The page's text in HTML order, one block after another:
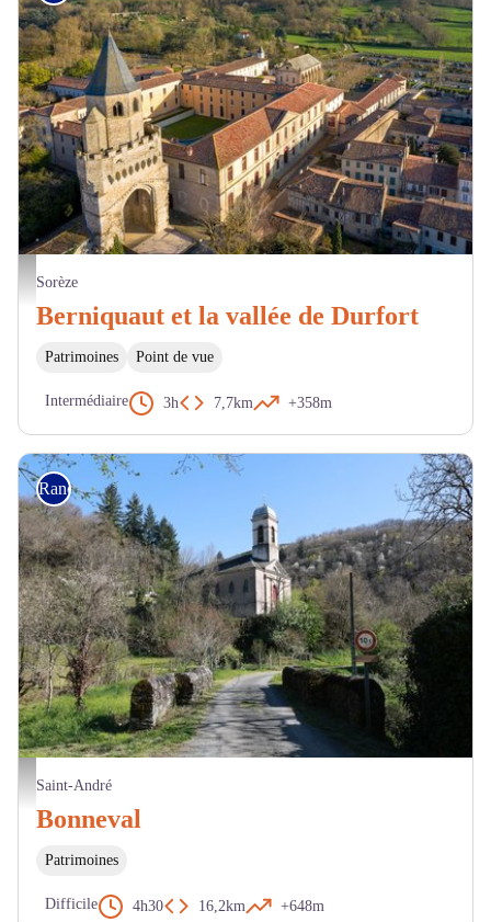
Sorèze vue du ciel - P. Roux
Sorèze
Berniquaut et la vallée de Durfort
Patrimoines Point de vue
Intermédiaire 3h 7,7km +358m
Vue sur l'église de Bonneval - ©️Département du Tarn - Xavier Floutard-Vayleux
Randonnée
Saint-André
Bonneval
Patrimoines
Difficile 4h30 16,2km +648m